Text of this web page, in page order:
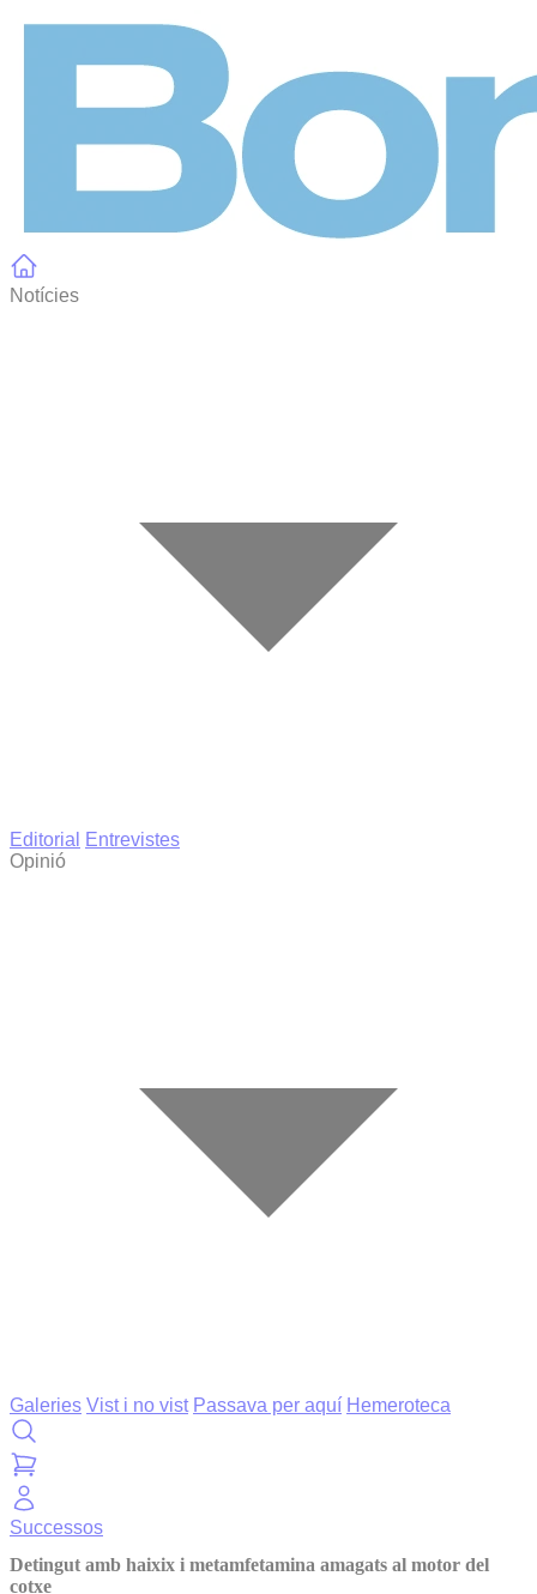
Notícies
Editorial
Entrevistes
Opinió
Galeries Vist i no vist Passava per aquí Hemeroteca
Successos
Detingut amb haixix i metamfetamina amagats al motor del
cotxe